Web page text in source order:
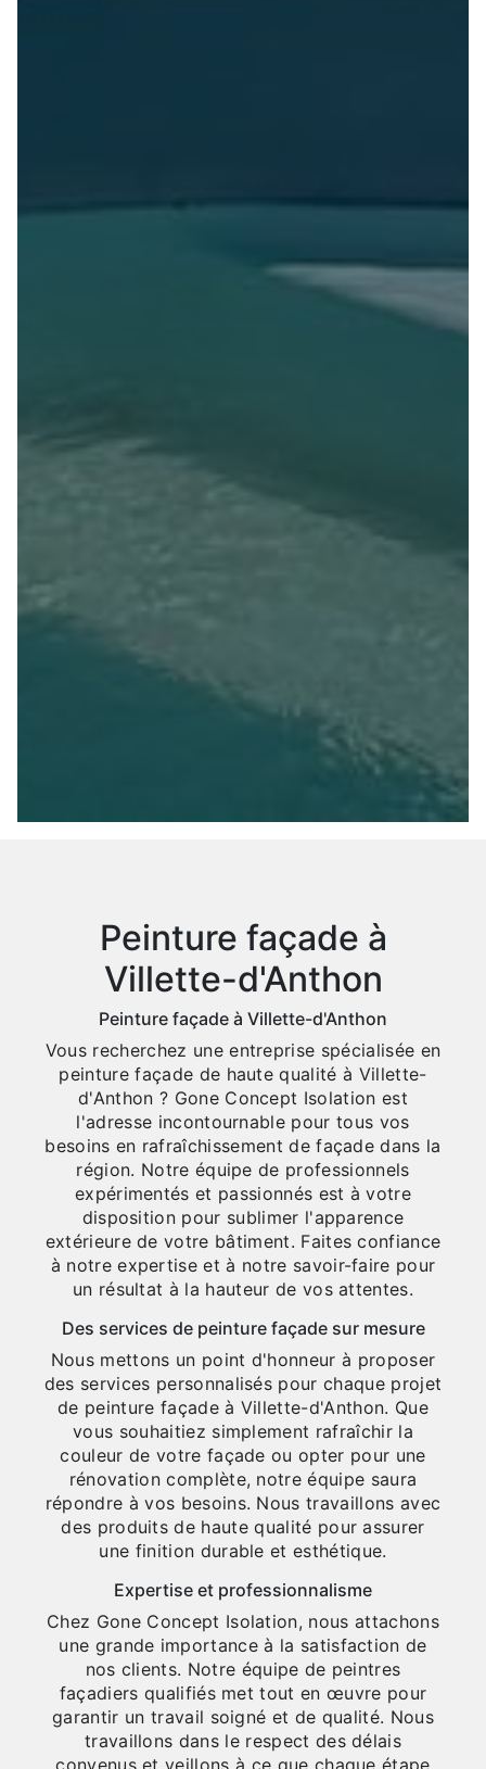
Peinture façade à
Villette-d'Anthon
Peinture façade à Villette-d'Anthon
Vous recherchez une entreprise spécialisée en
peinture façade de haute qualité à Villette-
d'Anthon ? Gone Concept Isolation est
l'adresse incontournable pour tous vos
besoins en rafraîchissement de façade dans la
région. Notre équipe de professionnels
expérimentés et passionnés est à votre
disposition pour sublimer l'apparence
extérieure de votre bâtiment. Faites confiance
à notre expertise et à notre savoir-faire pour
un résultat à la hauteur de vos attentes.
Des services de peinture façade sur mesure
Nous mettons un point d'honneur à proposer
des services personnalisés pour chaque projet
de peinture façade à Villette-d'Anthon. Que
vous souhaitiez simplement rafraîchir la
couleur de votre façade ou opter pour une
rénovation complète, notre équipe saura
répondre à vos besoins. Nous travaillons avec
des produits de haute qualité pour assurer
une finition durable et esthétique.
Expertise et professionnalisme
Chez Gone Concept Isolation, nous attachons
une grande importance à la satisfaction de
nos clients. Notre équipe de peintres
façadiers qualifiés met tout en œuvre pour
garantir un travail soigné et de qualité. Nous
travaillons dans le respect des délais